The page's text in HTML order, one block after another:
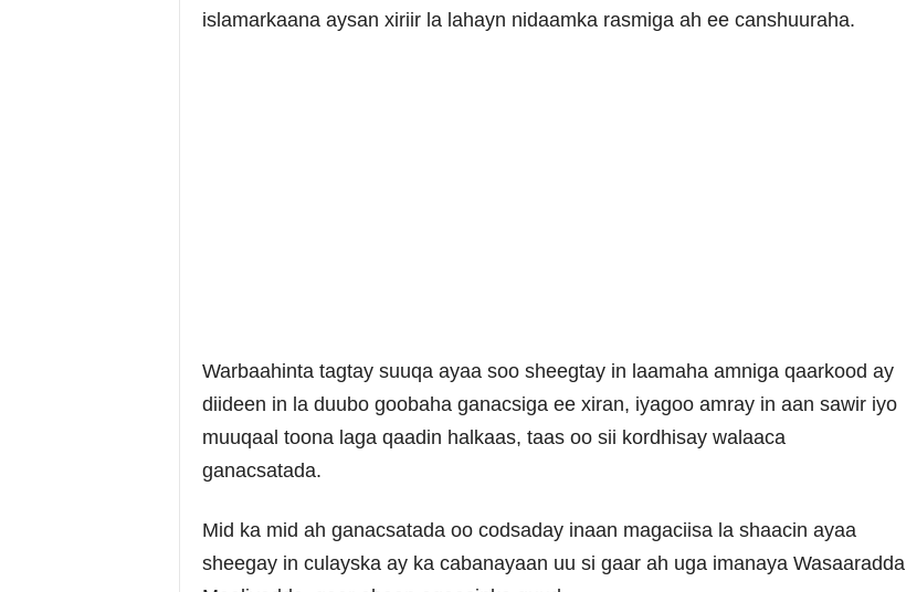
islamarkaana aysan xiriir la lahayn nidaamka rasmiga ah ee canshuuraha.
Warbaahinta tagtay suuqa ayaa soo sheegtay in laamaha amniga qaarkood ay
diideen in la duubo goobaha ganacsiga ee xiran, iyagoo amray in aan sawir iyo
muuqaal toona laga qaadin halkaas, taas oo sii kordhisay walaaca
ganacsatada.
Mid ka mid ah ganacsatada oo codsaday inaan magaciisa la shaacin ayaa
sheegay in culayska ay ka cabanayaan uu si gaar ah uga imanaya Wasaaradda